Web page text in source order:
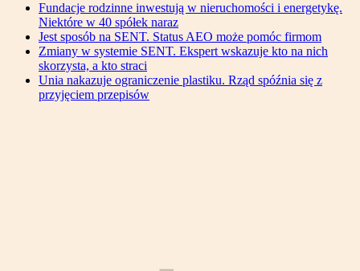
Fundacje rodzinne inwestują w nieruchomości i energetykę.
Niektóre w 40 spółek naraz
Jest sposób na SENT. Status AEO może pomóc firmom
Zmiany w systemie SENT. Ekspert wskazuje kto na nich
skorzysta, a kto straci
Unia nakazuje ograniczenie plastiku. Rząd spóźnia się z
przyjęciem przepisów